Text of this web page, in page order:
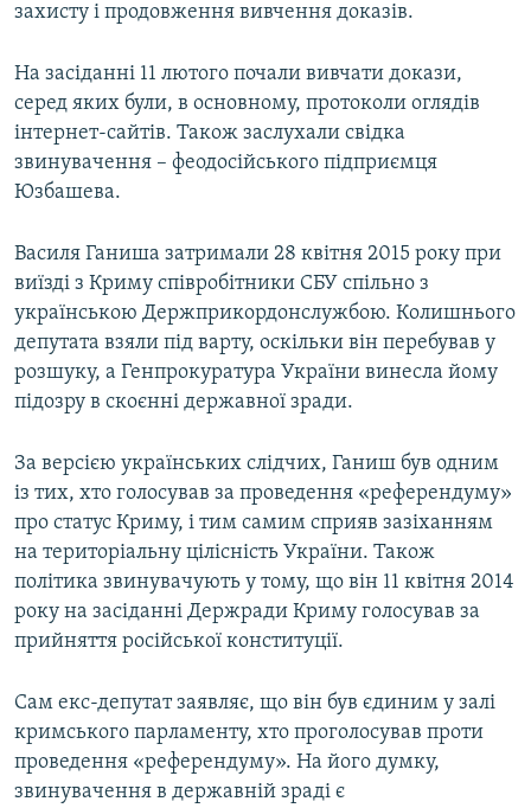
захисту і продовження вивчення доказів.
На засіданні 11 лютого почали вивчати докази,
серед яких були, в основному, протоколи оглядів
інтернет-сайтів. Також заслухали свідка
звинувачення – феодосійського підприємця
Юзбашева.
Василя Ганиша затримали 28 квітня 2015 року при
виїзді з Криму співробітники СБУ спільно з
українською Держприкордонслужбою. Колишнього
депутата взяли під варту, оскільки він перебував у
розшуку, а Генпрокуратура України винесла йому
підозру в скоєнні державної зради.
За версією українських слідчих, Ганиш був одним
із тих, хто голосував за проведення «референдуму»
про статус Криму, і тим самим сприяв зазіханням
на територіальну цілісність України. Також
політика звинувачують у тому, що він 11 квітня 2014
року на засіданні Держради Криму голосував за
прийняття російської конституції.
Сам екс-депутат заявляє, що він був єдиним у залі
кримського парламенту, хто проголосував проти
проведення «референдуму». На його думку,
звинувачення в державній зраді є